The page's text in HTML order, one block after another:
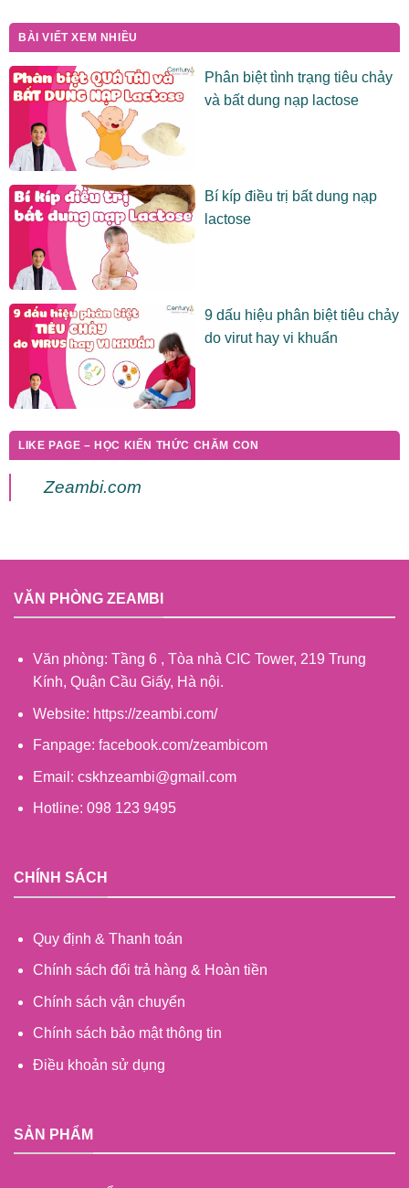
BÀI VIẾT XEM NHIỀU
Phân biệt tình trạng tiêu chảy
và bất dung nạp lactose
Bí kíp điều trị bất dung nạp
lactose
9 dấu hiệu phân biệt tiêu chảy
do virut hay vi khuẩn
LIKE PAGE – HỌC KIẾN THỨC CHĂM CON
Zeambi.com
VĂN PHÒNG ZEAMBI
Văn phòng: Tầng 6 , Tòa nhà CIC Tower, 219 Trung
Kính, Quận Cầu Giấy, Hà nội.
Website: https://zeambi.com/
Fanpage: facebook.com/zeambicom
Email: cskhzeambi@gmail.com
Hotline: 098 123 9495
CHÍNH SÁCH
Quy định & Thanh toán
Chính sách đổi trả hàng & Hoàn tiền
Chính sách vận chuyển
Chính sách bảo mật thông tin
Điều khoản sử dụng
SẢN PHẨM